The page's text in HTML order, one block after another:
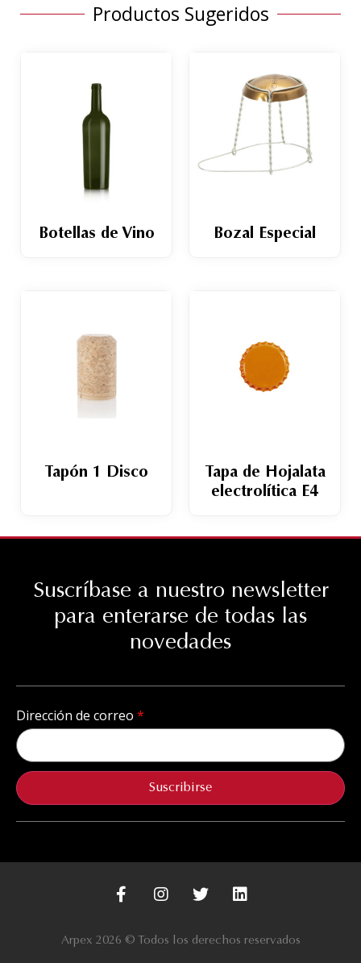
Productos Sugeridos
Botellas de Vino Bozal Especial
Tapón 1 Disco
Tapa de Hojalata
electrolítica E4
Suscríbase a nuestro newsletter
para enterarse de todas las
novedades
Dirección de correo
Suscribirse
Arpex 2026 © Todos los derechos reservados